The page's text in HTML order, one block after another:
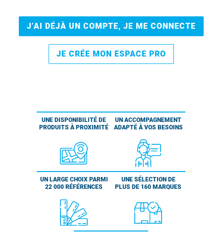
J’AI DÉJÀ UN COMPTE, JE ME CONNECTE
JE CRÉE MON ESPACE PRO
UNE DISPONIBILITÉ DE
PRODUITS À PROXIMITÉ
UN ACCOMPAGNEMENT
ADAPTÉ À VOS BESOINS
UN LARGE CHOIX PARMI
22 000 RÉFÉRENCES
UNE SÉLECTION DE
PLUS DE 160 MARQUES